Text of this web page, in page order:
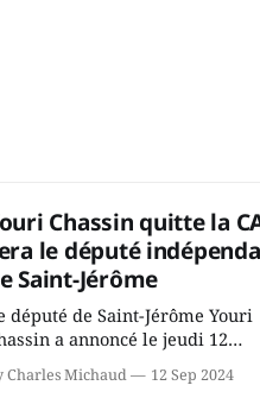
Chassin quitte la
le député
Saint-Jérôme
député de Saint-Jérôme Youri
a annoncé le jeudi 12
qu'il quitte le caucus
Avenir Québec de
Charles Michaud 12 Sep 2024